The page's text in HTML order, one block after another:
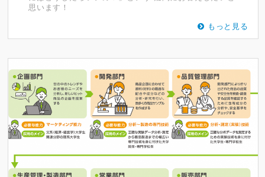
思います！
もっと見る